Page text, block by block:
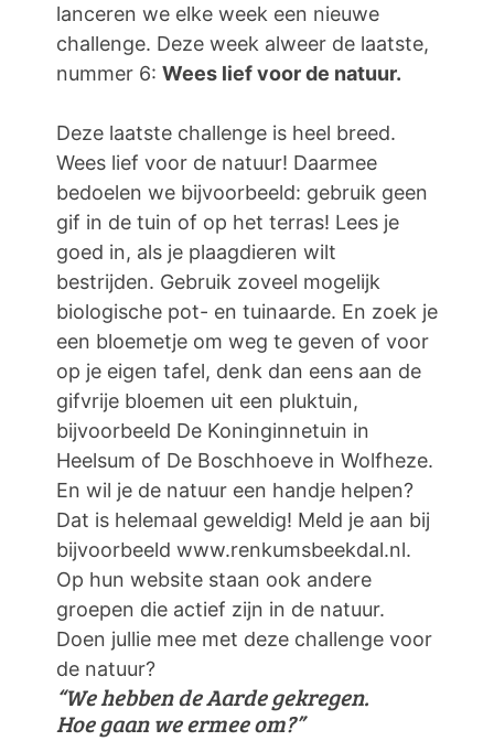
lanceren we elke week een nieuwe
challenge. Deze week alweer de laatste,
nummer 6: Wees lief voor de natuur.
Deze laatste challenge is heel breed.
Wees lief voor de natuur! Daarmee
bedoelen we bijvoorbeeld: gebruik geen
gif in de tuin of op het terras! Lees je
goed in, als je plaagdieren wilt
bestrijden. Gebruik zoveel mogelijk
biologische pot- en tuinaarde. En zoek je
een bloemetje om weg te geven of voor
op je eigen tafel, denk dan eens aan de
gifvrije bloemen uit een pluktuin,
bijvoorbeeld De Koninginnetuin in
Heelsum of De Boschhoeve in Wolfheze.
En wil je de natuur een handje helpen?
Dat is helemaal geweldig! Meld je aan bij
bijvoorbeeld www.renkumsbeekdal.nl.
Op hun website staan ook andere
groepen die actief zijn in de natuur.
Doen jullie mee met deze challenge voor
de natuur?
“We hebben de Aarde gekregen.
Hoe gaan we ermee om?”